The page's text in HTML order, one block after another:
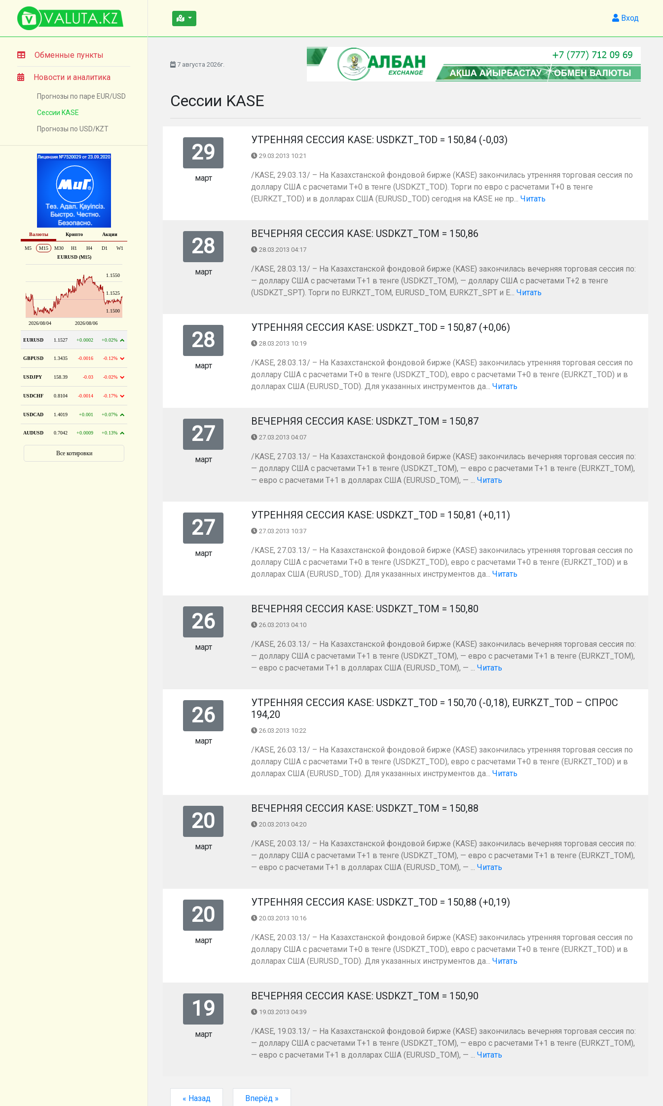
Вход
Обменные пункты
Новости и аналитика
Прогнозы по паре EUR/USD
Сессии KASE
Прогнозы по USD/KZT
7 августа 2026г.
Сессии KASE
29
март
УТРЕННЯЯ СЕССИЯ KASE: USDKZT_TOD = 150,84 (-0,03)
29.03.2013 10:21
/KASE, 29.03.13/ – На Казахстанской фондовой бирже (KASE) закончилась утренняя торговая сессия по
доллару США с расчетами Т+0 в тенге (USDKZT_TOD). Торги по евро с расчетами Т+0 в тенге
(EURKZT_TOD) и в долларах США (EURUSD_TOD) сегодня на KASE не пр... Читать
28
март
ВЕЧЕРНЯЯ СЕССИЯ KASE: USDKZT_TOM = 150,86
28.03.2013 04:17
/KASE, 28.03.13/ – На Казахстанской фондовой бирже (KASE) закончилась вечерняя торговая сессия по:
— доллару США с расчетами Т+1 в тенге (USDKZT_TOM), — доллару США с расчетами Т+2 в тенге
(USDKZT_SPT). Торги по EURKZT_TOM, EURUSD_TOM, EURKZT_SPT и E... Читать
28
март
УТРЕННЯЯ СЕССИЯ KASE: USDKZT_TOD = 150,87 (+0,06)
28.03.2013 10:19
/KASE, 28.03.13/ – На Казахстанской фондовой бирже (KASE) закончилась утренняя торговая сессия по
доллару США с расчетами Т+0 в тенге (USDKZT_TOD), евро с расчетами T+0 в тенге (EURKZT_TOD) и в
долларах США (EURUSD_TOD). Для указанных инструментов да... Читать
27
март
ВЕЧЕРНЯЯ СЕССИЯ KASE: USDKZT_TOM = 150,87
27.03.2013 04:07
/KASE, 27.03.13/ – На Казахстанской фондовой бирже (KASE) закончилась вечерняя торговая сессия по:
— доллару США с расчетами Т+1 в тенге (USDKZT_TOM), — евро с расчетами Т+1 в тенге (EURKZT_TOM),
— евро с расчетами Т+1 в долларах США (EURUSD_TOM), — ... Читать
27
март
УТРЕННЯЯ СЕССИЯ KASE: USDKZT_TOD = 150,81 (+0,11)
27.03.2013 10:37
/KASE, 27.03.13/ – На Казахстанской фондовой бирже (KASE) закончилась утренняя торговая сессия по
доллару США с расчетами Т+0 в тенге (USDKZT_TOD), евро с расчетами T+0 в тенге (EURKZT_TOD) и в
долларах США (EURUSD_TOD). Для указанных инструментов да... Читать
26
март
ВЕЧЕРНЯЯ СЕССИЯ KASE: USDKZT_TOM = 150,80
26.03.2013 04:10
/KASE, 26.03.13/ – На Казахстанской фондовой бирже (KASE) закончилась вечерняя торговая сессия по:
— доллару США с расчетами Т+1 в тенге (USDKZT_TOM), — евро с расчетами Т+1 в тенге (EURKZT_TOM),
— евро с расчетами Т+1 в долларах США (EURUSD_TOM), — ... Читать
26
март
УТРЕННЯЯ СЕССИЯ KASE: USDKZT_TOD = 150,70 (-0,18), EURKZT_TOD – СПРОС
194,20
26.03.2013 10:22
/KASE, 26.03.13/ – На Казахстанской фондовой бирже (KASE) закончилась утренняя торговая сессия по
доллару США с расчетами Т+0 в тенге (USDKZT_TOD), евро с расчетами T+0 в тенге (EURKZT_TOD) и в
долларах США (EURUSD_TOD). Для указанных инструментов да... Читать
20
март
ВЕЧЕРНЯЯ СЕССИЯ KASE: USDKZT_TOM = 150,88
20.03.2013 04:20
/KASE, 20.03.13/ – На Казахстанской фондовой бирже (KASE) закончилась вечерняя торговая сессия по:
— доллару США с расчетами Т+1 в тенге (USDKZT_TOM), — евро с расчетами Т+1 в тенге (EURKZT_TOM),
— евро с расчетами Т+1 в долларах США (EURUSD_TOM), — ... Читать
20
март
УТРЕННЯЯ СЕССИЯ KASE: USDKZT_TOD = 150,88 (+0,19)
20.03.2013 10:16
/KASE, 20.03.13/ – На Казахстанской фондовой бирже (KASE) закончилась утренняя торговая сессия по
доллару США с расчетами Т+0 в тенге (USDKZT_TOD), евро с расчетами T+0 в тенге (EURKZT_TOD) и в
долларах США (EURUSD_TOD). Для указанных инструментов да... Читать
19
март
ВЕЧЕРНЯЯ СЕССИЯ KASE: USDKZT_TOM = 150,90
19.03.2013 04:39
/KASE, 19.03.13/ – На Казахстанской фондовой бирже (KASE) закончилась вечерняя торговая сессия по:
— доллару США с расчетами Т+1 в тенге (USDKZT_TOM), — евро с расчетами Т+1 в тенге (EURKZT_TOM),
— евро с расчетами Т+1 в долларах США (EURUSD_TOM), — ... Читать
« Назад Вперёд »